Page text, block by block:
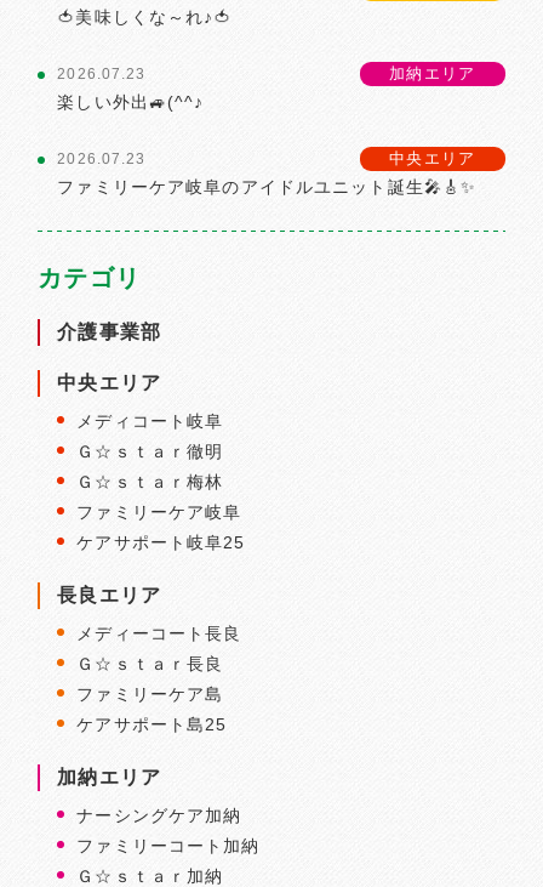
🍅美味しくな～れ♪🍅
2026.07.23 加納エリア
楽しい外出🚙(^^♪
2026.07.23 中央エリア
ファミリーケア岐阜のアイドルユニット誕生🎤🎸✨
カテゴリ
介護事業部
中央エリア
メディコート岐阜
Ｇ☆ｓｔａｒ徹明
Ｇ☆ｓｔａｒ梅林
ファミリーケア岐阜
ケアサポート岐阜25
長良エリア
メディーコート長良
Ｇ☆ｓｔａｒ長良
ファミリーケア島
ケアサポート島25
加納エリア
ナーシングケア加納
ファミリーコート加納
Ｇ☆ｓｔａｒ加納